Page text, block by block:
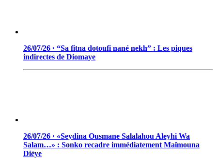
26/07/26 · “Sa fitna dotoufi nané nekh” : Les piques
indirectes de Diomaye
26/07/26 · «Seydina Ousmane Salalahou Aleyhi Wa
Salam…» : Sonko recadre immédiatement Maïmouna
Dièye